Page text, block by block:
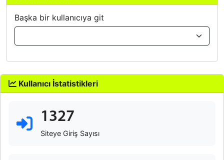
Başka bir kullanıcıya git
Kullanıcı İstatistikleri
1327
Siteye Giriş Sayısı